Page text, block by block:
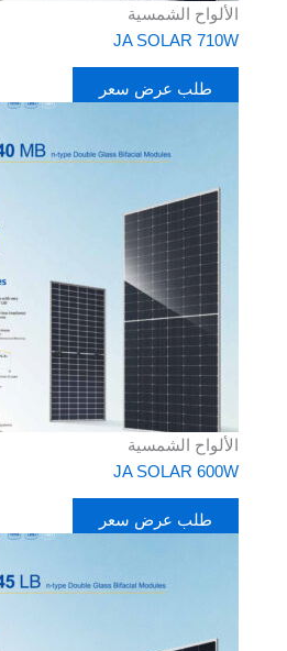
الألواح الشمسية
JA SOLAR 710W
طلب عرض سعر
الألواح الشمسية
JA SOLAR 600W
طلب عرض سعر